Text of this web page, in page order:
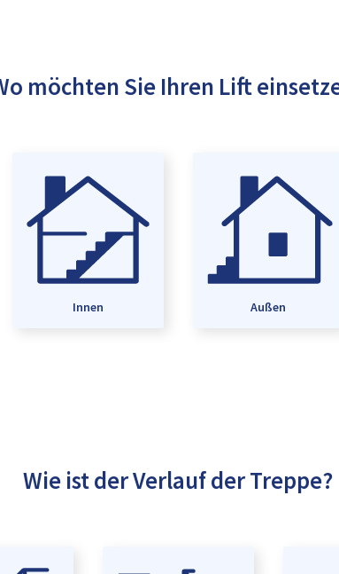
möchten Sie Ihren Lift
Innen Außen
Wie ist der Verlauf der Treppe?